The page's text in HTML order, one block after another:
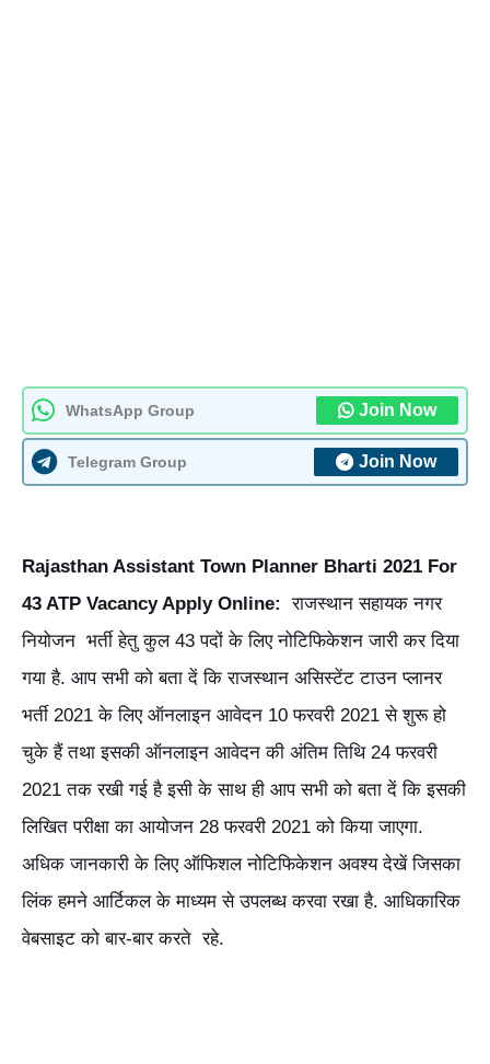
WhatsApp Group Join Now
Telegram Group Join Now
Rajasthan Assistant Town Planner Bharti 2021 For
43 ATP Vacancy Apply Online: राजस्थान सहायक नगर
नियोजन भर्ती हेतु कुल 43 पदों के लिए नोटिफिकेशन जारी कर दिया
गया है. आप सभी को बता दें कि राजस्थान असिस्टेंट टाउन प्लानर
भर्ती 2021 के लिए ऑनलाइन आवेदन 10 फरवरी 2021 से शुरू हो
चुके हैं तथा इसकी ऑनलाइन आवेदन की अंतिम तिथि 24 फरवरी
2021 तक रखी गई है इसी के साथ ही आप सभी को बता दें कि इसकी
लिखित परीक्षा का आयोजन 28 फरवरी 2021 को किया जाएगा.
अधिक जानकारी के लिए ऑफिशल नोटिफिकेशन अवश्य देखें जिसका
लिंक हमने आर्टिकल के माध्यम से उपलब्ध करवा रखा है. आधिकारिक
वेबसाइट को बार-बार करते रहे.